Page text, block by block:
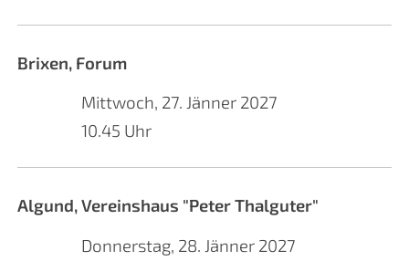
Brixen, Forum
Mittwoch, 27. Jänner 2027
10.45 Uhr
Algund, Vereinshaus "Peter Thalguter"
Donnerstag, 28. Jänner 2027